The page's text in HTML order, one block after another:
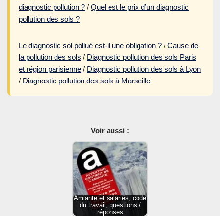
diagnostic pollution ? / Quel est le prix d’un diagnostic
pollution des sols ?
Le diagnostic sol pollué est-il une obligation ? / Cause de
la pollution des sols / Diagnostic pollution des sols Paris
et région parisienne / Diagnostic pollution des sols à Lyon
/ Diagnostic pollution des sols à Marseille
Voir aussi :
Amiante et salariés, code
du travail, questions /
réponses